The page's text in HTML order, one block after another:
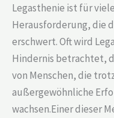
Legasthenie ist für
Herausforderung, die
erschwert. Oft wird
Hindernis betrachtet,
von Menschen, die
außergewöhnliche
wachsen.Einer dieser